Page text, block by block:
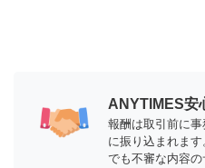
ANYTIMES安
報酬は取引前に
に振り込まれま
でも不審な内容